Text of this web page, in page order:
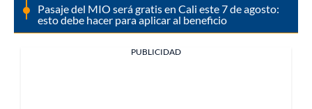
Pasaje del MIO será gratis en Cali este 7 de agosto:
esto debe hacer para aplicar al beneficio
PUBLICIDAD